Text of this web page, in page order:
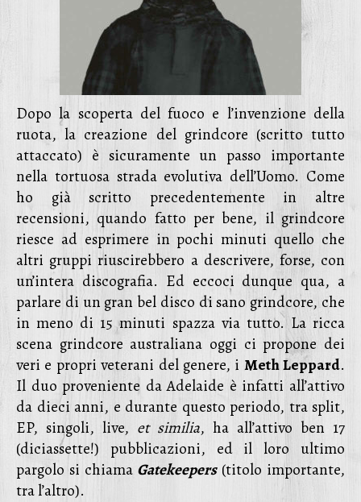
Dopo la scoperta del fuoco e l’invenzione della
ruota, la creazione del grindcore (scritto tutto
attaccato) è sicuramente un passo importante
nella tortuosa strada evolutiva dell’Uomo. Come
ho già scritto precedentemente in altre
recensioni, quando fatto per bene, il grindcore
riesce ad esprimere in pochi minuti quello che
altri gruppi riuscirebbero a descrivere, forse, con
un’intera discografia. Ed eccoci dunque qua, a
parlare di un gran bel disco di sano grindcore, che
in meno di 15 minuti spazza via tutto. La ricca
scena grindcore australiana oggi ci propone dei
veri e propri veterani del genere, i Meth Leppard.
Il duo proveniente da Adelaide è infatti all’attivo
da dieci anni, e durante questo periodo, tra split,
EP, singoli, live, et similia, ha all’attivo ben 17
(diciassette!) pubblicazioni, ed il loro ultimo
pargolo si chiama Gatekeepers(titolo importante,
tra l’altro).